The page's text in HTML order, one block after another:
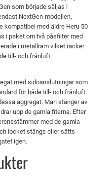
som började säljas i
NextGen-modellen,
kompatibel med äldre Heru 50
i paket om två påsfilter med
i metallram vilket räcker
till- och frånluft.
med sidoanslutningar som
för både till- och frånluft.
aggregat. Man stänger av
upp de gamla fiterna. Efter
med de gamla
locket stängs eller sätts
igen.